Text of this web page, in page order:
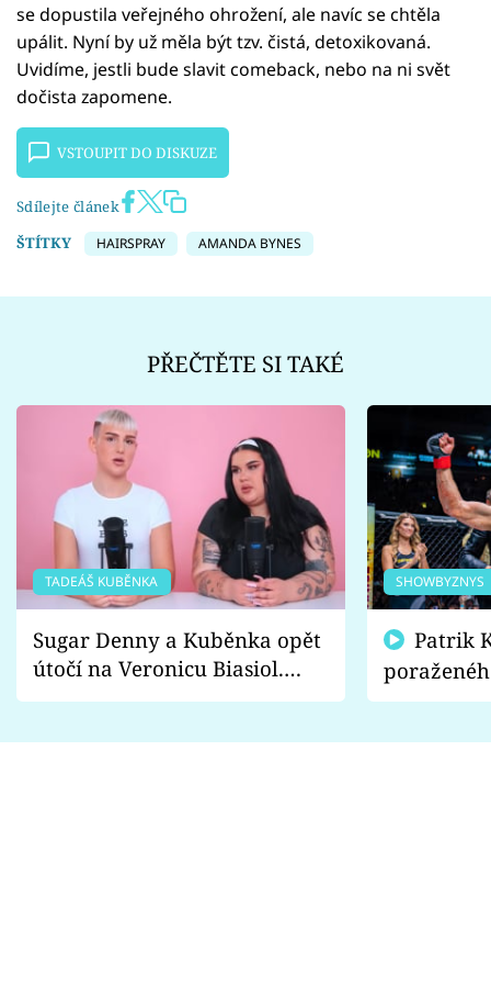
se dopustila veřejného ohrožení, ale navíc se chtěla
upálit. Nyní by už měla být tzv. čistá, detoxikovaná.
Uvidíme, jestli bude slavit comeback, nebo na ni svět
dočista zapomene.
VSTOUPIT DO DISKUZE
Sdílejte článek
ŠTÍTKY
HAIRSPRAY AMANDA BYNES
PŘEČTĚTE SI TAKÉ
TADEÁŠ KUBĚNKA
Sugar Denny a Kuběnka opět
útočí na Veronicu Biasiol.
Proč je podle nich falešná a
SHOWBYZNYS
fanoušci